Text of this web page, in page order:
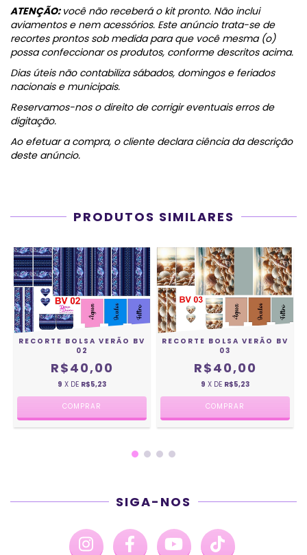
ATENÇÃO: você não receberá o kit pronto. Não inclui
aviamentos e nem acessórios. Este anúncio trata-se de
recortes prontos sob medida para que você mesma (o)
possa confeccionar os produtos, conforme descritos acima.
Dias úteis não contabiliza sábados, domingos e feriados
nacionais e municipais.
Reservamos-nos o direito de corrigir eventuais erros de
digitação.
Ao efetuar a compra, o cliente declara ciência da descrição
deste anúncio.
PRODUTOS SIMILARES
RECORTE BOLSA VERÃO BV
02
R$40,00
9 X DE R$5,23
RECORTE BOLSA VERÃO BV
03
R$40,00
9 X DE R$5,23
SIGA-NOS